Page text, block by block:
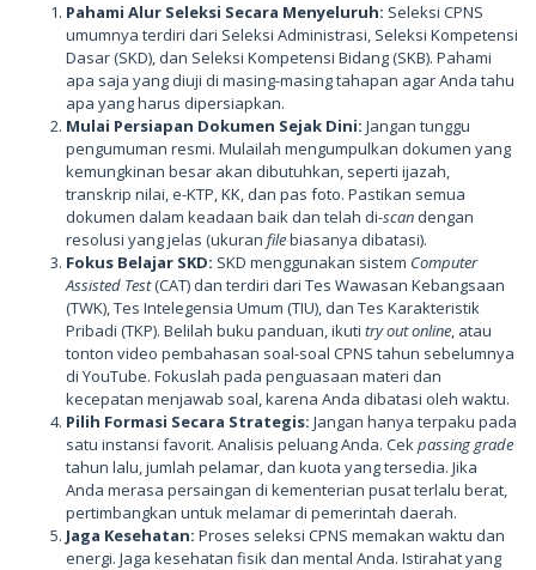
Pahami Alur Seleksi Secara Menyeluruh: Seleksi CPNS
umumnya terdiri dari Seleksi Administrasi, Seleksi Kompetensi
Dasar (SKD), dan Seleksi Kompetensi Bidang (SKB). Pahami
apa saja yang diuji di masing-masing tahapan agar Anda tahu
apa yang harus dipersiapkan.
Mulai Persiapan Dokumen Sejak Dini: Jangan tunggu
pengumuman resmi. Mulailah mengumpulkan dokumen yang
kemungkinan besar akan dibutuhkan, seperti ijazah,
transkrip nilai, e-KTP, KK, dan pas foto. Pastikan semua
dokumen dalam keadaan baik dan telah di-scandengan
resolusi yang jelas (ukuran filebiasanya dibatasi).
Fokus Belajar SKD: SKD menggunakan sistem Computer
Assisted Test(CAT) dan terdiri dari Tes Wawasan Kebangsaan
(TWK), Tes Intelegensia Umum (TIU), dan Tes Karakteristik
Pribadi (TKP). Belilah buku panduan, ikuti try out online, atau
tonton video pembahasan soal-soal CPNS tahun sebelumnya
di YouTube. Fokuslah pada penguasaan materi dan
kecepatan menjawab soal, karena Anda dibatasi oleh waktu.
Pilih Formasi Secara Strategis: Jangan hanya terpaku pada
satu instansi favorit. Analisis peluang Anda. Cekpassing grade
tahun lalu, jumlah pelamar, dan kuota yang tersedia. Jika
Anda merasa persaingan di kementerian pusat terlalu berat,
pertimbangkan untuk melamar di pemerintah daerah.
Jaga Kesehatan: Proses seleksi CPNS memakan waktu dan
energi. Jaga kesehatan fisik dan mental Anda. Istirahat yang